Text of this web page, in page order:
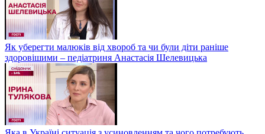
Як уберегти малюків від хвороб та чи були діти раніше
здоровішими – педіатриня Анастасія Шелевицька